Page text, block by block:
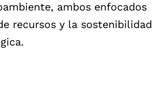
ambos enfocados
recursos y la sostenibilidad